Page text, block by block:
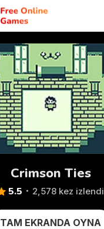
Crimson Ties
5.5 2,578 kez izlendi
TAM EKRANDA OYNA